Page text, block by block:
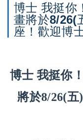
博士 我挺你
畫將於8/26(
座！歡迎博
博士 我挺你
將於8/26(